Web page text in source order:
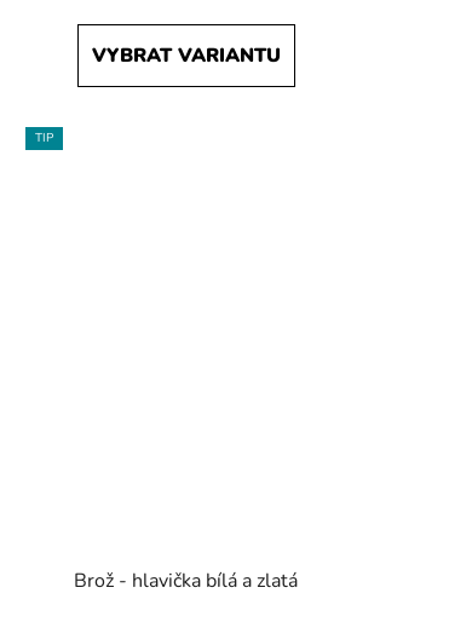
VYBRAT VARIANTU
TIP
Brož - hlavička bílá a zlatá